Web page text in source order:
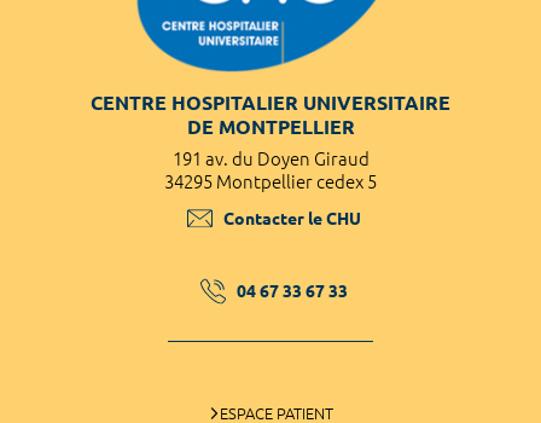
CENTRE HOSPITALIER UNIVERSITAIRE
DE MONTPELLIER
191 av. du Doyen Giraud
34295 Montpellier cedex 5
Contacter le CHU
04 67 33 67 33
ESPACE PATIENT